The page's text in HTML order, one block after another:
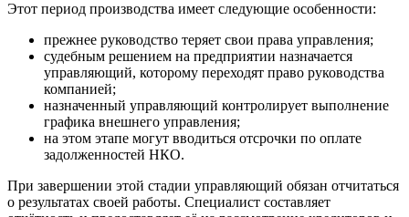
Этот период производства имеет следующие особенности:
прежнее руководство теряет свои права управления;
судебным решением на предприятии назначается
управляющий, которому переходят право руководства
компанией;
назначенный управляющий контролирует выполнение
графика внешнего управления;
на этом этапе могут вводиться отсрочки по оплате
задолженностей НКО.
При завершении этой стадии управляющий обязан отчитаться
о результатах своей работы. Специалист составляет